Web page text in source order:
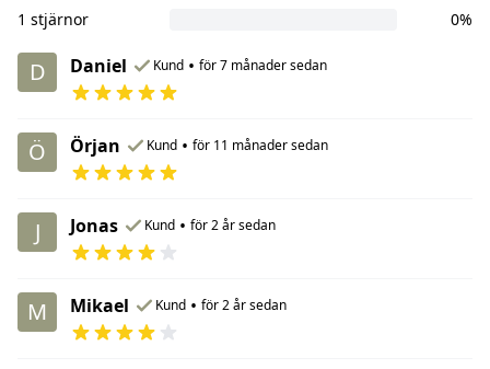
1 stjärnor
0%
D Daniel Kund • för 7 månader sedan
Ö Örjan Kund • för 11 månader sedan
J Jonas Kund • för 2 år sedan
M Mikael Kund • för 2 år sedan